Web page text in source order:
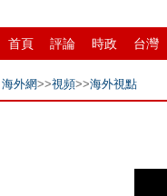
首頁 評論 時政 台灣
縣域 環保 創投 成渝
海外網>>視頻>>海外視點